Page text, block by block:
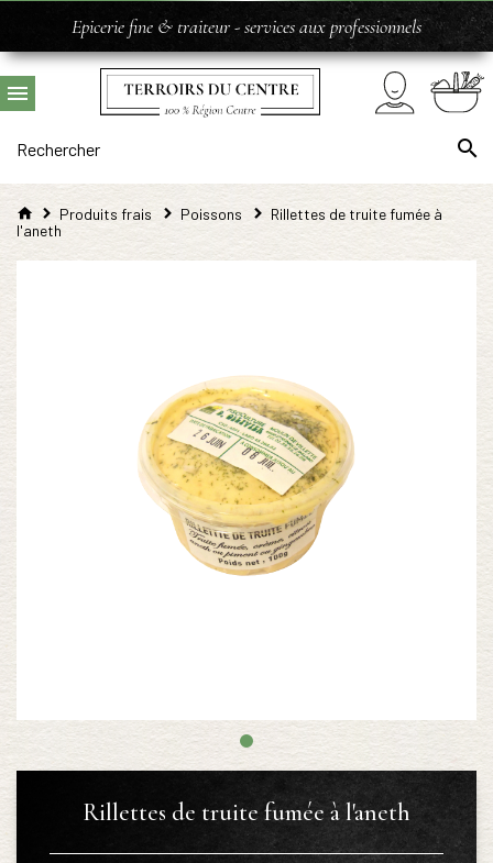
Epicerie fine & traiteur - services aux professionnels
Produits frais Poissons
Rillettes de truite fumée à
l'aneth
Rillettes de truite fumée à l'aneth